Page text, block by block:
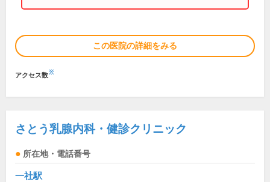
この医院の詳細をみる
アクセス数※
さとう乳腺内科・健診クリニック
所在地・電話番号
一社駅